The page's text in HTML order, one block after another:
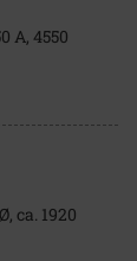
A, 4550
ca. 1920